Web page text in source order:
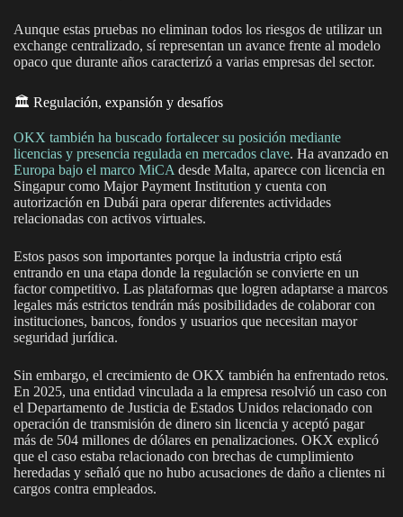
Aunque estas pruebas no eliminan todos los riesgos de utilizar un
exchange centralizado, sí representan un avance frente al modelo
opaco que durante años caracterizó a varias empresas del sector.
🏛️ Regulación, expansión y desafíos
OKX también ha buscado fortalecer su posición mediante
licencias y presencia regulada en mercados clave. Ha avanzado en
Europa bajo el marco MiCA desde Malta, aparece con licencia en
Singapur como Major Payment Institution y cuenta con
autorización en Dubái para operar diferentes actividades
relacionadas con activos virtuales.
Estos pasos son importantes porque la industria cripto está
entrando en una etapa donde la regulación se convierte en un
factor competitivo. Las plataformas que logren adaptarse a marcos
legales más estrictos tendrán más posibilidades de colaborar con
instituciones, bancos, fondos y usuarios que necesitan mayor
seguridad jurídica.
Sin embargo, el crecimiento de OKX también ha enfrentado retos.
En 2025, una entidad vinculada a la empresa resolvió un caso con
el Departamento de Justicia de Estados Unidos relacionado con
operación de transmisión de dinero sin licencia y aceptó pagar
más de 504 millones de dólares en penalizaciones. OKX explicó
que el caso estaba relacionado con brechas de cumplimiento
heredadas y señaló que no hubo acusaciones de daño a clientes ni
cargos contra empleados.